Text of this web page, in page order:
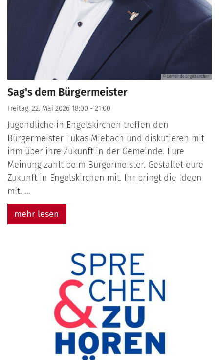
© Gemeinde Engelskirchen
Sag's dem Bürgermeister
Freitag, 22. Mai 2026 18:00 - 21:00
Jugendliche in Engelskirchen treffen den
Bürgermeister Lukas Miebach und diskutieren mit
ihm über ihre Zukunft in der Gemeinde. Eure
Meinung zählt beim Bürgermeister. Gestaltet eure
Zukunft in Engelskirchen mit. Ihr bringt die Ideen
mit. ...
mehr lesen